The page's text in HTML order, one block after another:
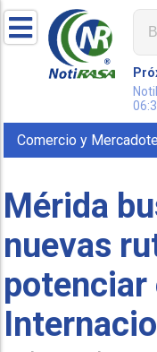
Comercio y
Mérida
nuevas
potenciar